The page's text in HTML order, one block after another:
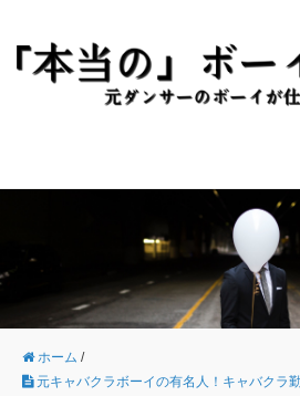
ホーム /
元キャバクラボーイの有名人！キャバクラ